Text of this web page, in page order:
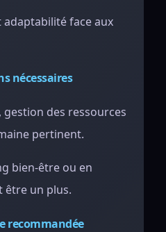
adaptabilité face aux
nécessaires
des ressources
pertinent.
bien-être ou en
être un plus.
recommandée